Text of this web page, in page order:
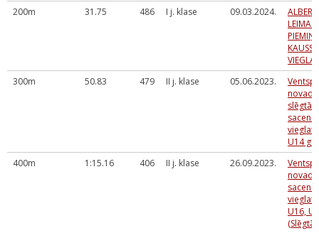
200m
31.75 486 I j. klase 09.03.2024.
KAUSS
300m
50.83 479 II j. klase 05.06.2023.
novada
slēgtās
U14
400m
1:15.16 406 II j. klase 26.09.2023.
novada
U16,